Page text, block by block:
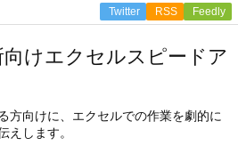
けエクセルスピードア
方向けに、エクセルでの作業を劇的に
えします。
Twitter RSS Feedly